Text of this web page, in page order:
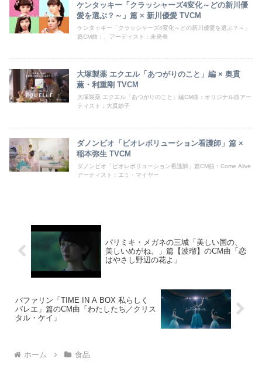
ケンタッキー「クラッシャーズ4変化～どの新川優
愛を選ぶ？～」篇 × 新川優愛 TVCM
ケンタッキー「クラッシャーズ4変化～どの新川優愛を選ぶ？～」
篇CM曲：、アーティスト：未発表
大塚製薬 エクエル「あつがりのこと」編 × 奥貫
薫・利重剛 TVCM
大塚製薬 エクエル「あつがりのこと」編CM曲：オリジナル曲アー
ティスト：大貫妙子
ダノンビオ「ビオレボリューション看護師」篇 ×
稲本弥生 TVCM
ダノンビオ「ビオレボリューション看護師」篇CM曲：Come Alive
アーティスト：エミ・マイヤー
パリミキ・メガネの三城「美しい国の、
美しいめがね。」篇【波瑠】のCM曲「恋
はやさし野辺の花よ」
バファリン「TIME IN A BOX 私らしく
バレエ」篇のCM曲「わたしたち／クリス
タル・ケイ」
ホーム 食品